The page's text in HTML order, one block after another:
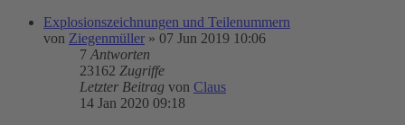
Explosionszeichnungen und Teilenummern
von Ziegenmüller » 07 Jun 2019 10:06
7 Antworten
23162 Zugriffe
Letzter Beitrag von Claus
14 Jan 2020 09:18